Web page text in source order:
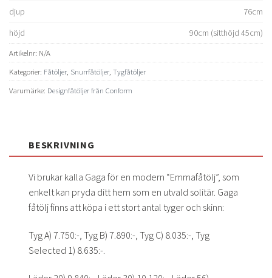
djup
76cm
höjd
90cm (sitthöjd 45cm)
Artikelnr: N/A
Kategorier: Fåtöljer Snurrfåtöljer Tygfåtöljer
Varumärke: Designfåtöljer från Conform
BESKRIVNING
Vi brukar kalla Gaga för en modern “Emmafåtölj”, som
enkelt kan pryda ditt hem som en utvald solitär. Gaga
fåtölj finns att köpa i ett stort antal tyger och skinn:
Tyg A) 7.750:-, Tyg B) 7.890:-, Tyg C) 8.035:-, Tyg
Selected 1) 8.635:-.